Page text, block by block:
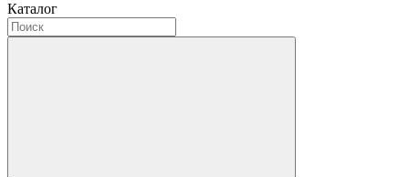
Каталог